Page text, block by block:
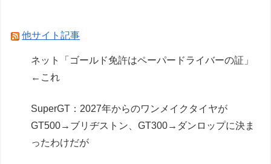
ドラクエのゼシカとかいう人気キャラwww
Powered by livedoor 相互RSS
他サイト記事
ネット「ゴールド免許はペーパードライバーの証」
←これ
SuperGT：2027年からのワンメイクタイヤが
GT500→ブリヂストン、GT300→ダンロップに決ま
ったわけだが